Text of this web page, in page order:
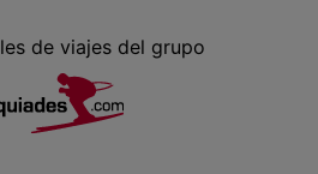
de viajes del grupo